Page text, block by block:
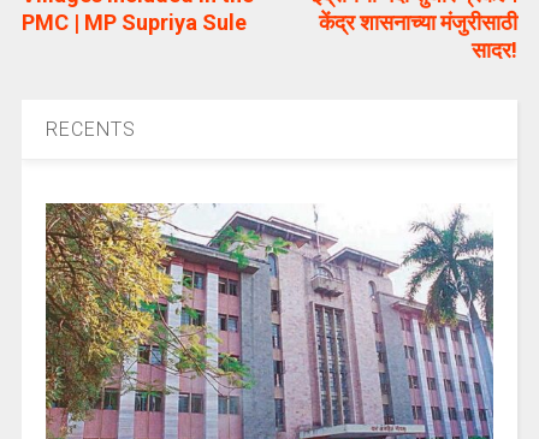
PMC | MP Supriya Sule
केंद्र शासनाच्या मंजुरीसाठी
सादर!
RECENTS